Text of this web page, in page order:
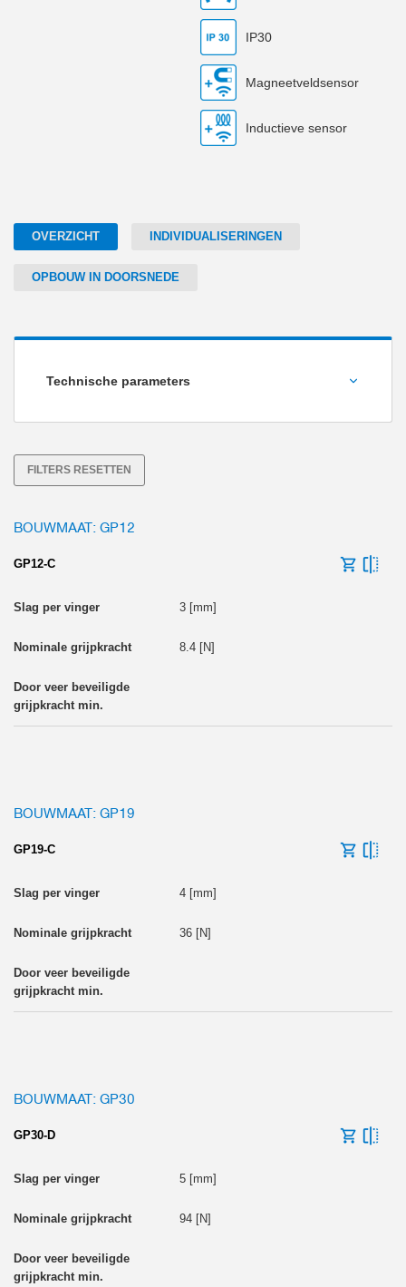
IP30
Magneetveldsensor
Inductieve sensor
OVERZICHT INDIVIDUALISERINGEN
OPBOUW IN DOORSNEDE
Technische parameters
0
FILTERS RESETTEN
BOUWMAAT: GP12
GP12-C
3 [mm]
8.4 [N]
BOUWMAAT: GP19
GP19-C
4 [mm]
36 [N]
BOUWMAAT: GP30
GP30-D
5 [mm]
94 [N]